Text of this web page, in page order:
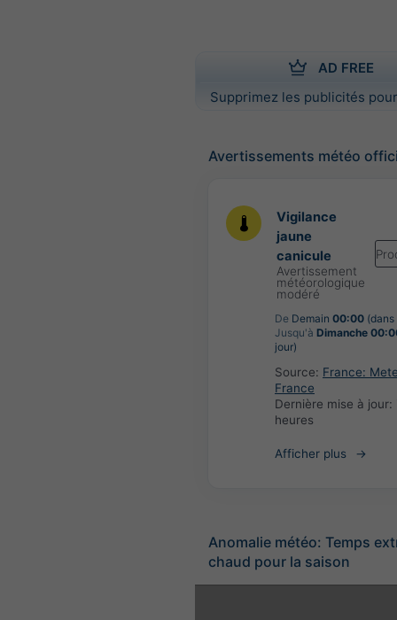
AD FREE
Supprimez les publicités
Avertissements météo
Vigilance
jaune
canicule
Avertissement
météorologique
modéré
De Demain 00:00
Jusqu'à Dimanche
jour)
Source: France:
France
Dernière mise à jour:
heures
Afficher plus
Anomalie météo: Temps
chaud pour la saison